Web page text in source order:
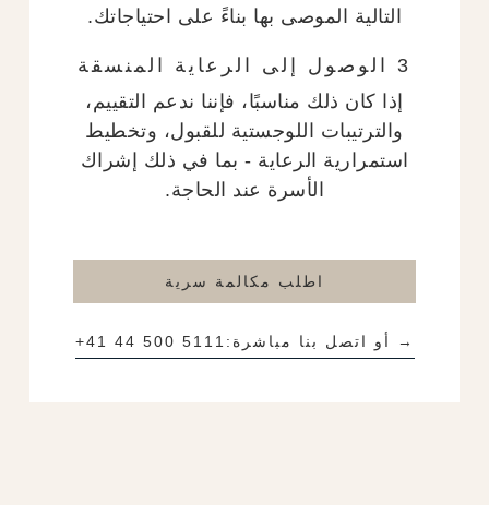
التالية الموصى بها بناءً على احتياجاتك.
3 الوصول إلى الرعاية المنسقة
إذا كان ذلك مناسبًا، فإننا ندعم التقييم،
والترتيبات اللوجستية للقبول، وتخطيط
استمرارية الرعاية - بما في ذلك إشراك
الأسرة عند الحاجة.
اطلب مكالمة سرية
→ أو اتصل بنا مباشرة: +41 44 500 5111